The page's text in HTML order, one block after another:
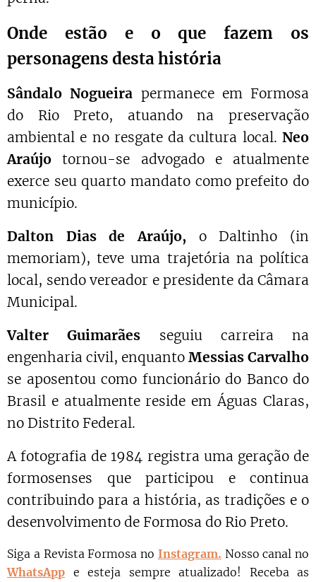
Onde estão e o que fazem os
personagens desta história
Sândalo Nogueira permanece em Formosa
do Rio Preto, atuando na preservação
ambiental e no resgate da cultura local. Neo
Araújo tornou-se advogado e atualmente
exerce seu quarto mandato como prefeito do
município.
Dalton Dias de Araújo, o Daltinho (in
memoriam), teve uma trajetória na política
local, sendo vereador e presidente da Câmara
Municipal.
Valter Guimarães seguiu carreira na
engenharia civil, enquanto Messias Carvalho
se aposentou como funcionário do Banco do
Brasil e atualmente reside em Águas Claras,
no Distrito Federal.
A fotografia de 1984 registra uma geração de
formosenses que participou e continua
contribuindo para a história, as tradições e o
desenvolvimento de Formosa do Rio Preto.
Siga a Revista Formosa no Instagram. Nosso canal no
WhatsApp e esteja sempre atualizado! Receba as